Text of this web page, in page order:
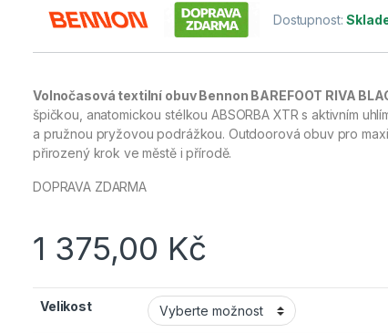
Dostupnost:
Volnočasová textilní obuv Bennon BAREFOOT RIVA
špičkou, anatomickou stélkou ABSORBA XTR s aktivním
a pružnou pryžovou podrážkou. Outdoorová obuv pro
přirozený krok ve městě i přírodě.
DOPRAVA ZDARMA
1 375,00 Kč
Velikost